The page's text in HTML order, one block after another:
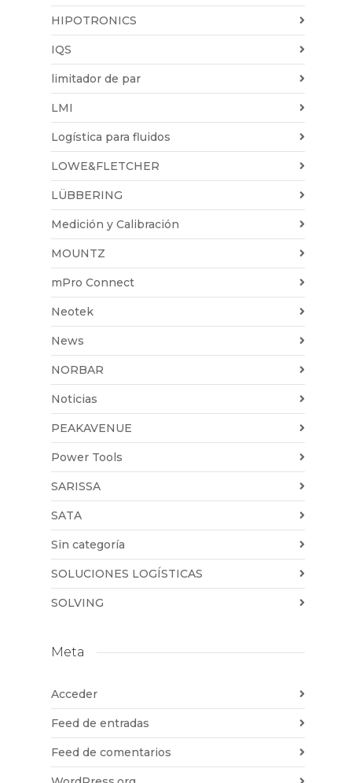
HIPOTRONICS
IQS
limitador de par
LMI
Logística para fluidos
LOWE&FLETCHER
LÜBBERING
Medición y Calibración
MOUNTZ
mPro Connect
Neotek
News
NORBAR
Noticias
PEAKAVENUE
Power Tools
SARISSA
SATA
Sin categoría
SOLUCIONES LOGÍSTICAS
SOLVING
Meta
Acceder
Feed de entradas
Feed de comentarios